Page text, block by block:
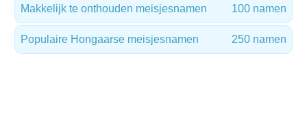
Makkelijk te onthouden meisjesnamen 100 namen
Populaire Hongaarse meisjesnamen 250 namen